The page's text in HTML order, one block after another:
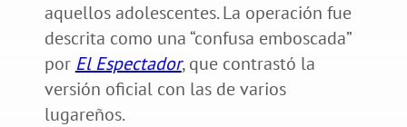
aquellos adolescentes. La operación fue
descrita como una “confusa emboscada”
por El Espectador, que contrastó la
versión oficial con las de varios
lugareños.